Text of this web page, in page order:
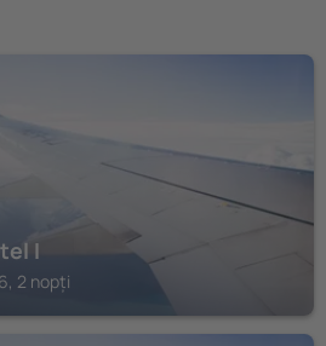
I
2 nopți